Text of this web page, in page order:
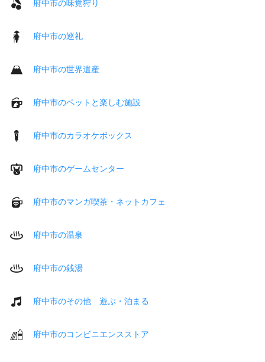
府中市の味覚狩り
府中市の巡礼
府中市の世界遺産
府中市のペットと楽しむ施設
府中市のカラオケボックス
府中市のゲームセンター
府中市のマンガ喫茶・ネットカフェ
府中市の温泉
府中市の銭湯
府中市のその他 遊ぶ・泊まる
府中市のコンビニエンスストア